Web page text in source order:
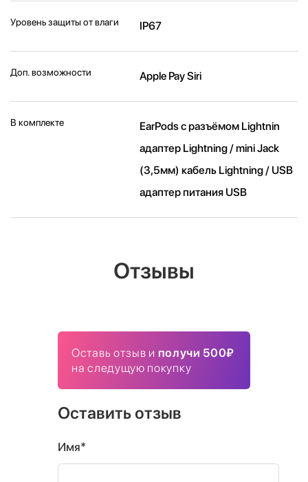
Уровень защиты от влаги IP67
Доп. возможности Apple Pay Siri
В комплекте
EarPods с разъёмом Lightnin
адаптер Lightning / mini Jack
(3,5мм) кабель Lightning / USB
адаптер питания USB
Отзывы
Оставь отзыв и получи 500₽
на следущую покупку
Оставить отзыв
Имя*